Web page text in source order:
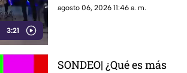
3:21
“Dónde te has ido mujer”.
agosto 06, 2026 11:46 a. m.
SONDEO| ¿Qué es más